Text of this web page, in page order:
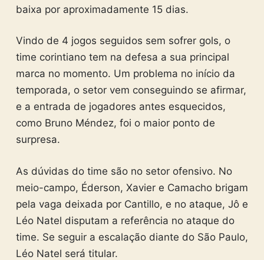
baixa por aproximadamente 15 dias.
Vindo de 4 jogos seguidos sem sofrer gols, o
time corintiano tem na defesa a sua principal
marca no momento. Um problema no início da
temporada, o setor vem conseguindo se afirmar,
e a entrada de jogadores antes esquecidos,
como Bruno Méndez, foi o maior ponto de
surpresa.
As dúvidas do time são no setor ofensivo. No
meio-campo, Éderson, Xavier e Camacho brigam
pela vaga deixada por Cantillo, e no ataque, Jô e
Léo Natel disputam a referência no ataque do
time. Se seguir a escalação diante do São Paulo,
Léo Natel será titular.